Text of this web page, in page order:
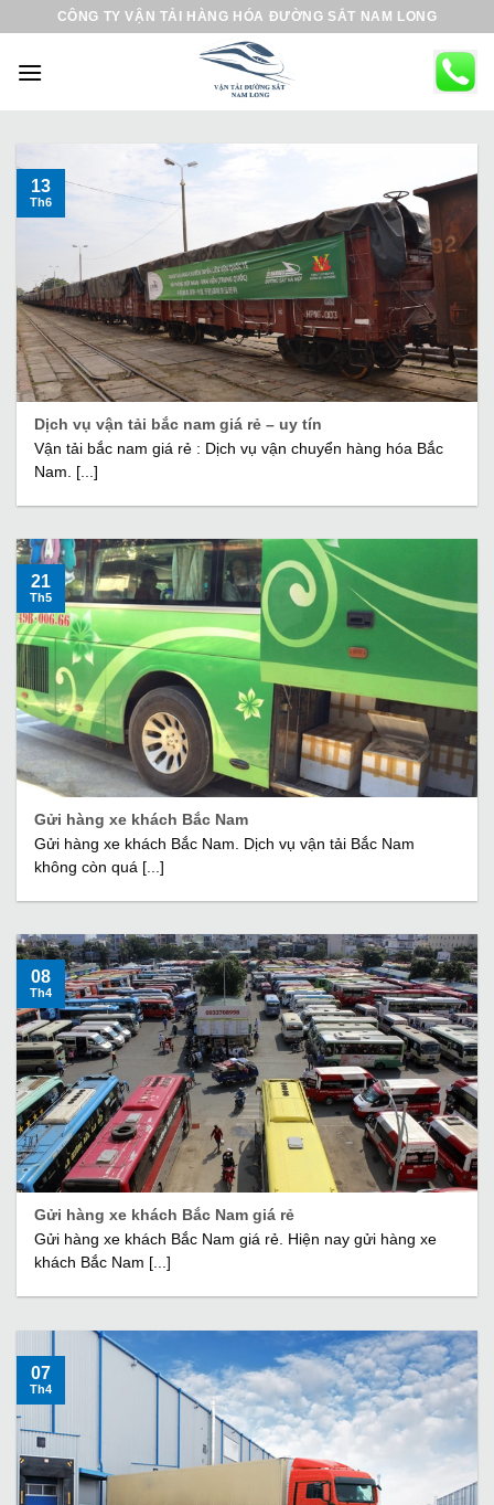
CÔNG TY VẬN TẢI HÀNG HÓA ĐƯỜNG SẮT NAM LONG
Dịch vụ vận tải bắc nam giá rẻ – uy tín
Vận tải bắc nam giá rẻ : Dịch vụ vận chuyển hàng hóa Bắc
Nam. [...]
13
Th6
Gửi hàng xe khách Bắc Nam
Gửi hàng xe khách Bắc Nam. Dịch vụ vận tải Bắc Nam
không còn quá [...]
21
Th5
Gửi hàng xe khách Bắc Nam giá rẻ
Gửi hàng xe khách Bắc Nam giá rẻ. Hiện nay gửi hàng xe
khách Bắc Nam [...]
08
Th4
07
Th4